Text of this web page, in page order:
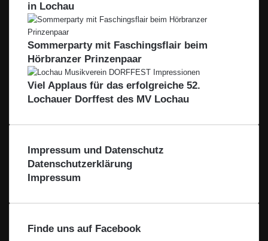
in Lochau
Sommerparty mit Faschingsflair beim
Hörbranzer Prinzenpaar
Viel Applaus für das erfolgreiche 52.
Lochauer Dorffest des MV Lochau
Impressum und Datenschutz
Datenschutzerklärung
Impressum
Finde uns auf Facebook